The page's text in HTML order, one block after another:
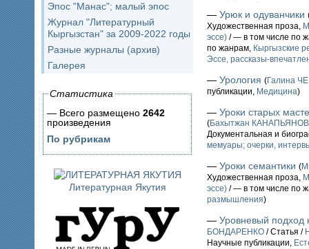
Эпос "Манас"; малый эпос
Журнал "Литературный
Кыргызстан" за 2009-2022 годы
Разные журналы (архив)
Галерея
Статистика
— Всего размещено 2642
произведения
По рубрикам
Литературная Якутия
— Урюк и одуванчики
Художественная проза,
эссе) / — в том числе по
по жанрам, Кыргызские
Эссе, рассказы-
— Урология (Галина
публикации, Медицина)
— Уроки старых
(Бахытжан КАНАПЬЯНОВ
Документальная и
мемуары; очерки,
— Уроки семантики (
Художественная проза,
эссе) / — в том числе по
размышления)
— Уровневый подход
БОНДАРЕНКО / Статья /
Научные публикации,